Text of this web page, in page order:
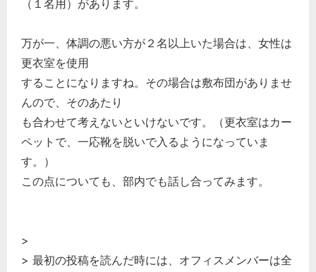
（１名用）があります。
万が一、体調の悪い方が２名以上いた場合は、女性は
更衣室を使用
することになりますね。その場合は敷布団がありませ
んので、そのあたり
も合わせて考えないといけないです。（更衣室はカー
ペットで、一応靴を脱いで入るようになっていま
す。）
この点についても、部内でも話し合ってみます。
>
> 最初の投稿を読んだ時には、オフィスメンバーは全